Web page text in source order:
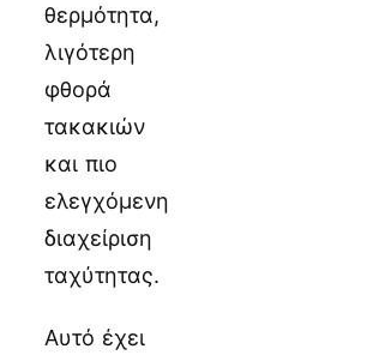
θερμότητα,
λιγότερη
φθορά
τακακιών
και πιο
ελεγχόμενη
διαχείριση
ταχύτητας.
Αυτό έχει